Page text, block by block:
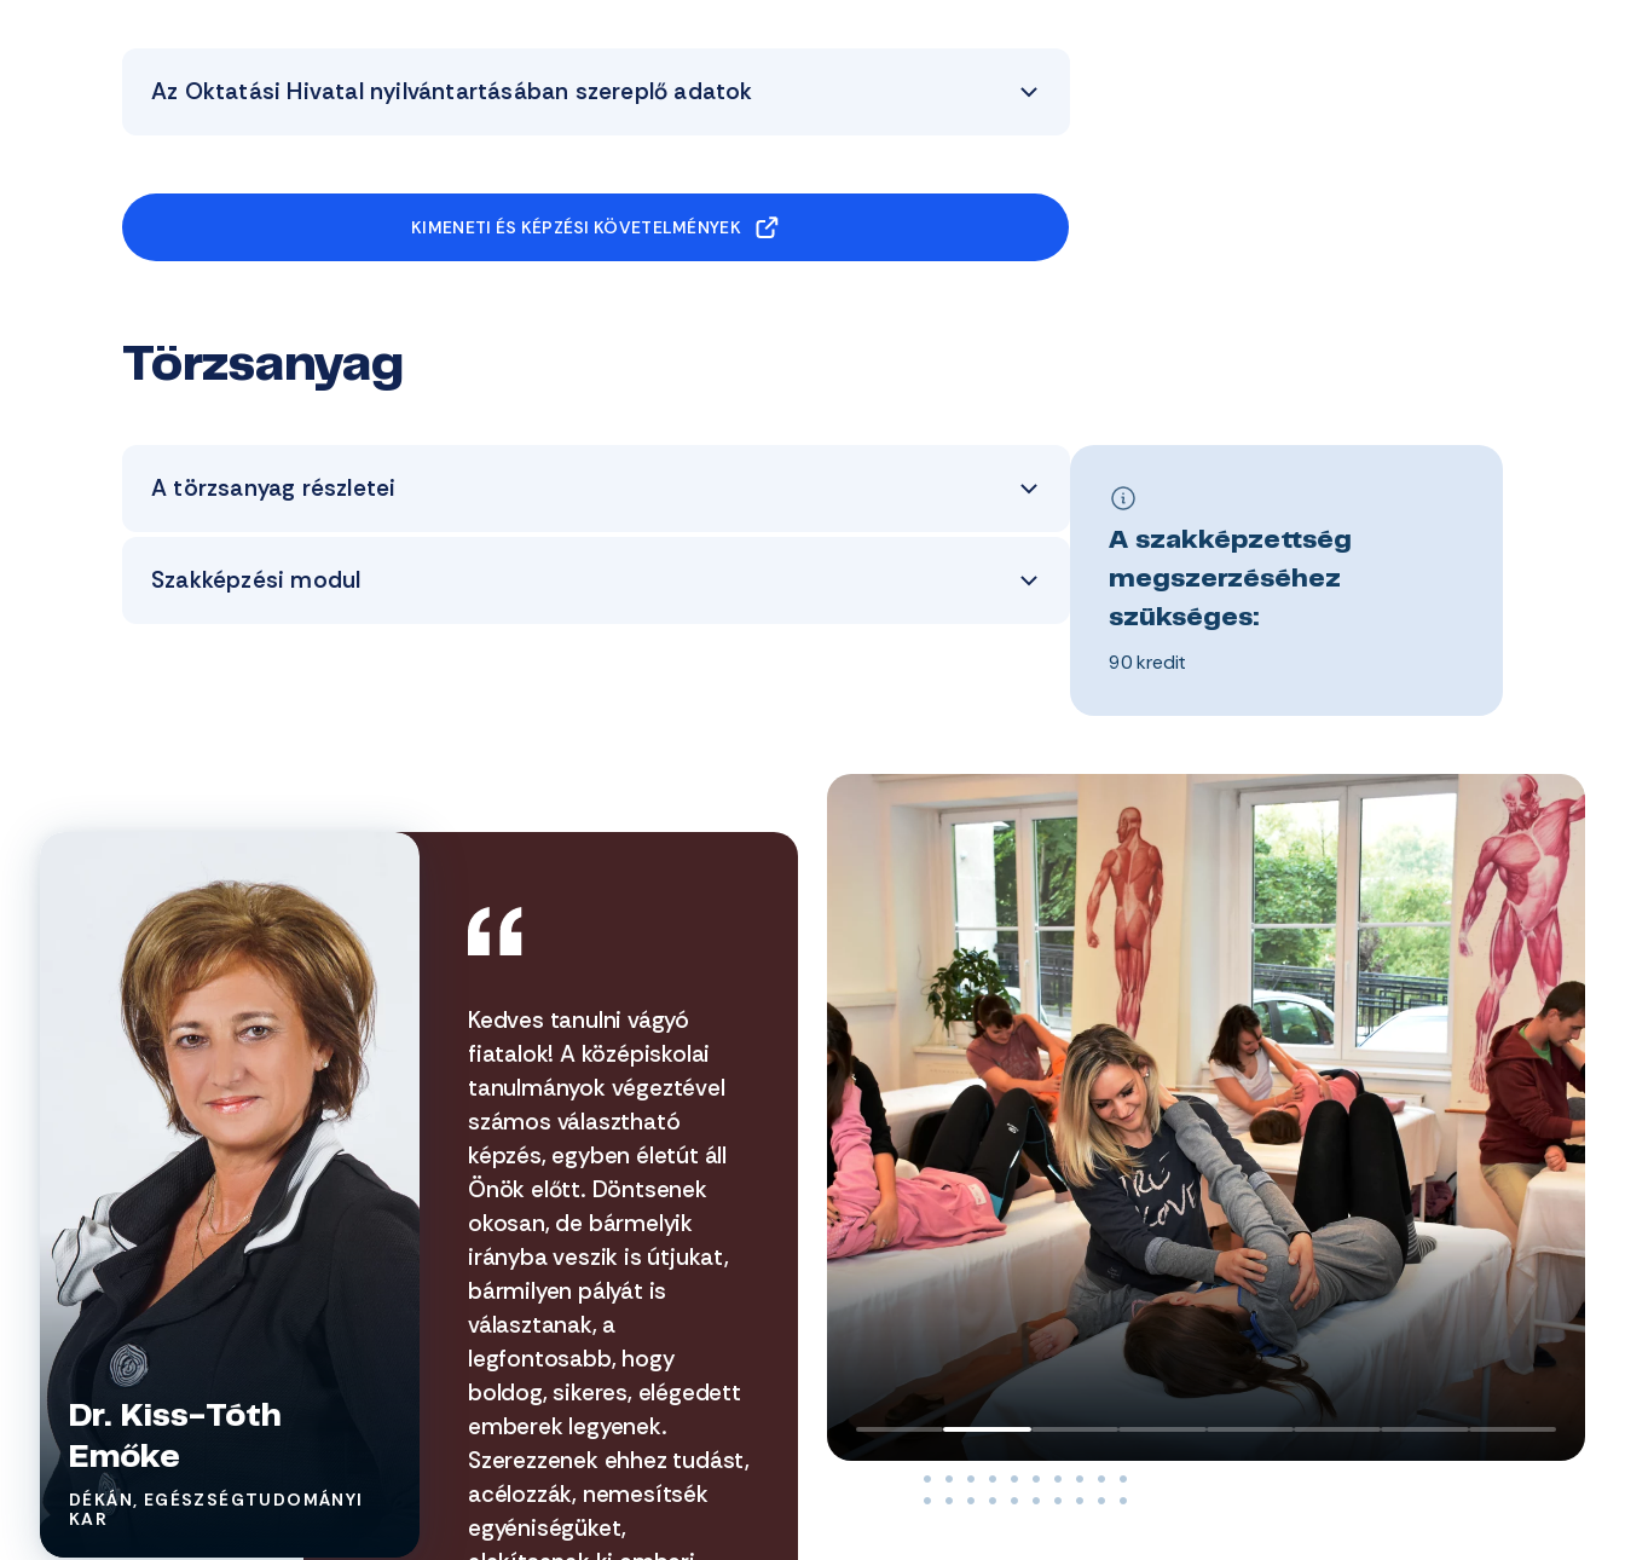
Az Oktatási Hivatal nyilvántartásában szereplő adatok
KIMENETI ÉS KÉPZÉSI KÖVETELMÉNYEK
Törzsanyag
A törzsanyag részletei
Szakképzési modul
A szakképzettség
megszerzéséhez
szükséges:
90 kredit
Dr. Kiss-Tóth
Emőke
DÉKÁN, EGÉSZSÉGTUDOMÁNYI
KAR
Kedves tanulni vágyó
fiatalok! A középiskolai
tanulmányok végeztével
számos választható
képzés, egyben életút áll
Önök előtt. Döntsenek
okosan, de bármelyik
irányba veszik is útjukat,
bármilyen pályát is
választanak, a
legfontosabb, hogy
boldog, sikeres, elégedett
emberek legyenek.
Szerezzenek ehhez tudást,
acélozzák, nemesítsék
egyéniségüket,